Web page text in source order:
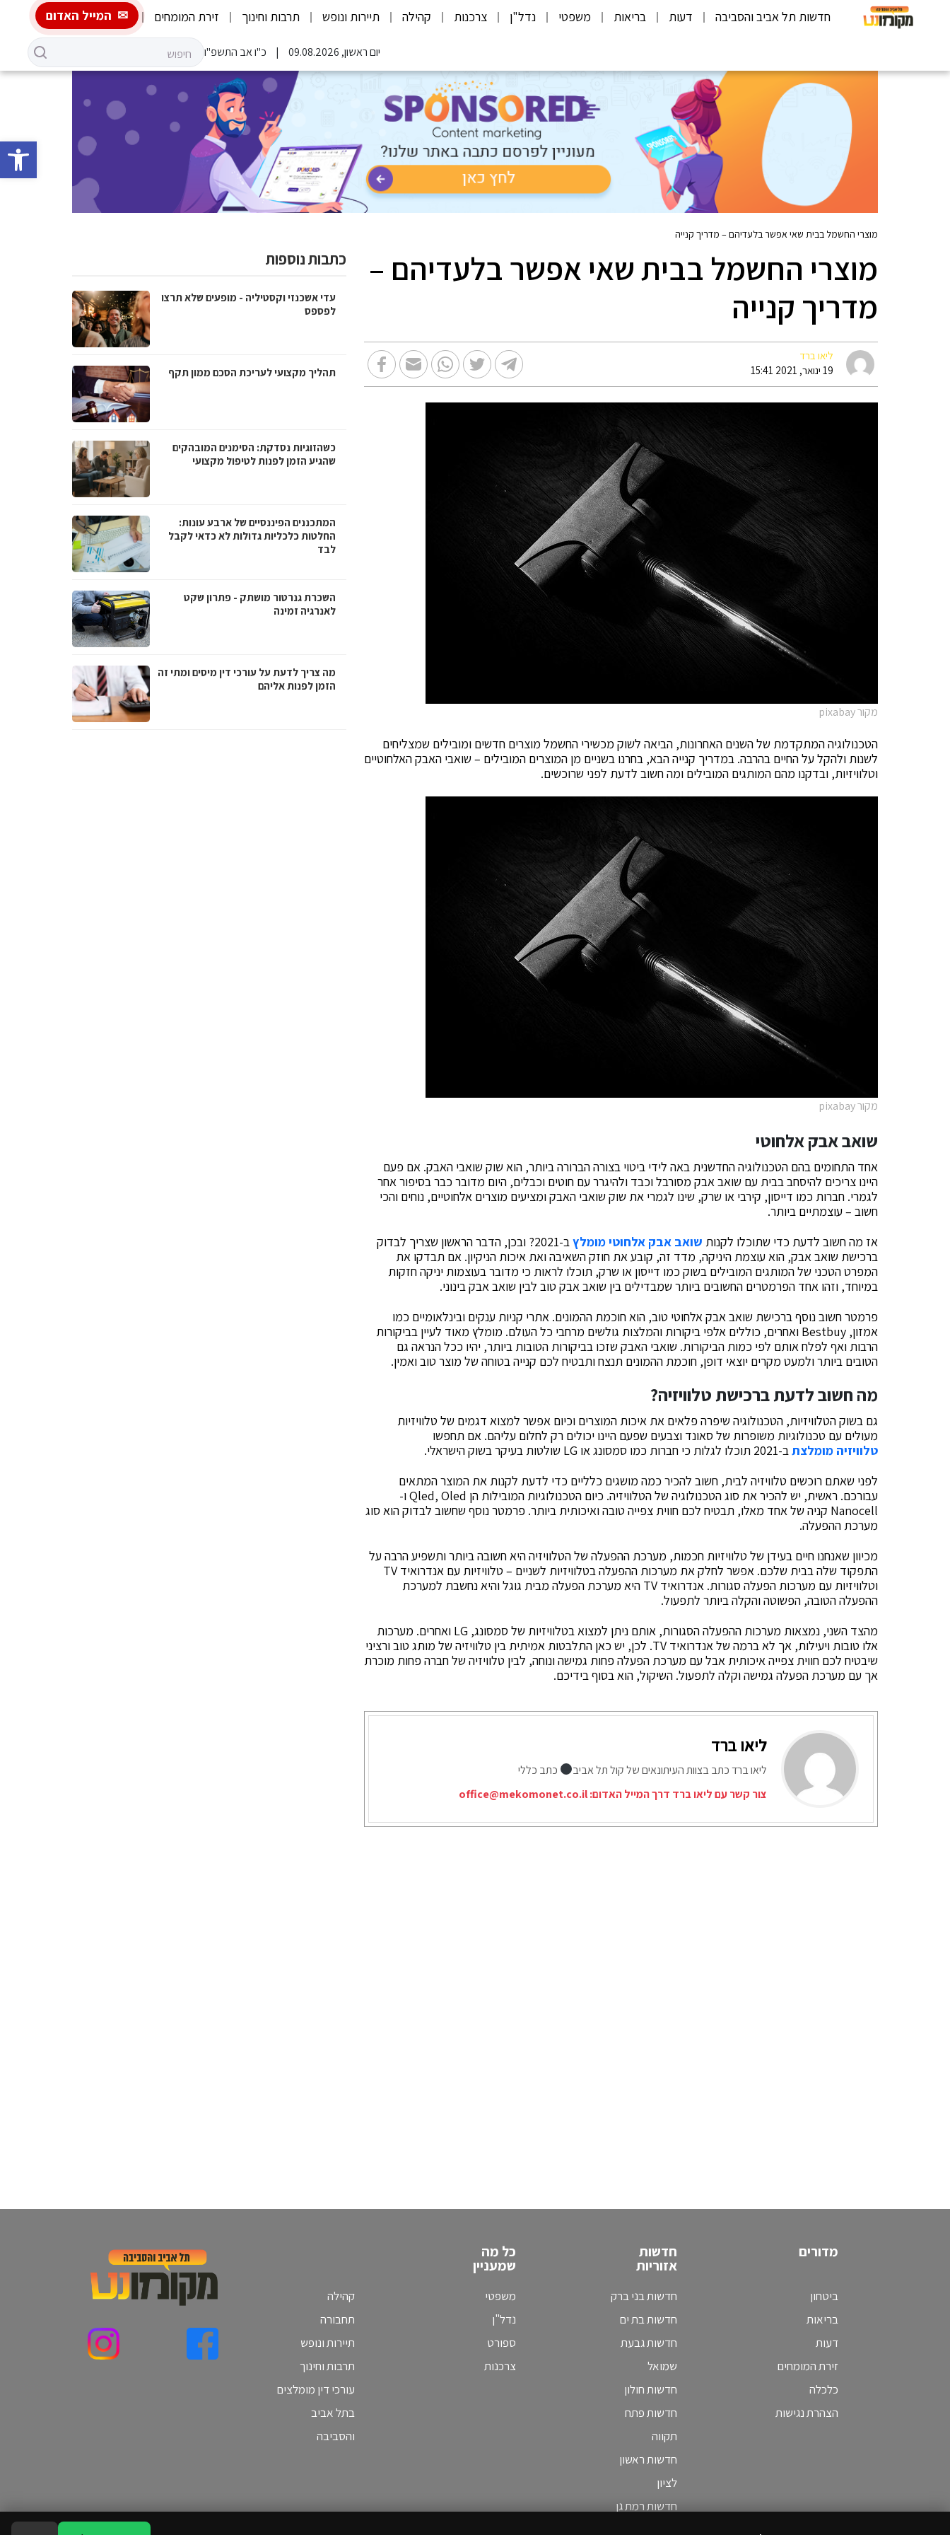
פתח
חדשות תל אביב והסביבה דעות בריאות משפטי נדל"ן צרכנות קהילה תיירות ונופש תרבות וחינוך זירת המומחים המייל האדום
יום ראשון, 09.08.2026 כ"ו אב התשפ"ו
מוצרי החשמל בבית שאי אפשר בלעדיהם – מדריך קנייה
מוצרי החשמל בבית שאי אפשר בלעדיהם –
מדריך קנייה
ליאו ברד
19 ינואר, 2021 15:41
מקור pixabay
הטכנולוגיה המתקדמת של השנים האחרונות, הביאה לשוק מכשירי החשמל מוצרים חדשים ומובילים שמצליחים
לשנות ולהקל על החיים בהרבה. במדריך קנייה הבא, בחרנו בשניים מן המוצרים המובילים – שואבי האבק האלחוטיים
וטלוויזיות, ובדקנו מהם המותגים המובילים ומה חשוב לדעת לפני שרוכשים.
מקור pixabay
שואב אבק אלחוטי
אחד התחומים בהם הטכנולוגיה החדשנית באה לידי ביטוי בצורה הברורה ביותר, הוא שוק שואבי האבק. אם פעם
היינו צריכים להיסחב בבית עם שואב אבק מסורבל וכבד ולהיגרר עם חוטים וכבלים, היום מדובר כבר בסיפור אחר
לגמרי. חברות כמו דייסון, קירבי או שרק, שינו לגמרי את שוק שואבי האבק ומציעים מוצרים אלחוטיים, נוחים והכי
חשוב – עוצמתיים ביותר.
אז מה חשוב לדעת כדי שתוכלו לקנות שואב אבק אלחוטי מומלץ
ב-2021? ובכן, הדבר הראשון שצריך לבדוק
ברכישת שואב אבק, הוא עוצמת היניקה, מדד זה, קובע את חוזק השאיבה ואת איכות הניקיון. אם תבדקו את
המפרט הטכני של המותגים המובילים בשוק כמו דייסון או שרק, תוכלו לראות כי מדובר בעוצמות יניקה חזקות
במיוחד, וזהו אחד הפרמטרים החשובים ביותר שמבדילים בין שואב אבק טוב לבין שואב אבק בינוני.
פרמטר חשוב נוסף ברכישת שואב אבק אלחוטי טוב, הוא חוכמת ההמונים. אתרי קניות ענקים ובינלאומיים כמו
אמזון, Bestbuy ואחרים, כוללים אלפי ביקורות והמלצות גולשים מרחבי כל העולם. מומלץ מאוד לעיין בביקורות
הרבות ואף לפלח אותם לפי כמות הביקורות. שואבי האבק שזכו בביקורות הטובות ביותר, יהיו ככל הנראה גם
הטובים ביותר ולמעט מקרים יוצאי דופן, חוכמת ההמונים תנצח ותבטיח לכם קנייה בטוחה של מוצר טוב ואמין.
מה חשוב לדעת ברכישת טלוויזיה?
גם בשוק הטלוויזיות, הטכנולוגיה שיפרה פלאים את איכות המוצרים וכיום אפשר למצוא דגמים של טלוויזיות
מעולים עם טכנולוגיות משופרות של סאונד וצבעים שפעם היינו יכולים רק לחלום עליהם. אם תחפשו
טלוויזיה מומלצת ב-2021 תוכלו לגלות כי חברות כמו סמסונג או LG שולטות בעיקר בשוק הישראלי.
לפני שאתם רוכשים טלוויזיה לבית, חשוב להכיר כמה מושגים כלליים כדי לדעת לקנות את המוצר המתאים
עבורכם. ראשית, יש להכיר את סוג הטכנולוגיה של הטלוויזיה. כיום הטכנולוגיות המובילות הן Qled, Oled ו-
Nanocell קניה של אחד מאלו, תבטיח לכם חווית צפייה טובה ואיכותית ביותר. פרמטר נוסף שחשוב לבדוק הוא סוג
מערכת ההפעלה.
מכיוון שאנחנו חיים בעידן של טלוויזיות חכמות, מערכת ההפעלה של הטלוויזיה היא חשובה ביותר ותשפיע הרבה על
התפקוד שלה בבית שלכם. אפשר לחלק את מערכות ההפעלה בטלוויזיות לשניים – טלוויזיות עם אנדרואיד TV
וטלוויזיות עם מערכות הפעלה סגורות. אנדרואיד TV היא מערכת הפעלה מבית גוגל והיא נחשבת למערכת
ההפעלה הטובה, הפשוטה והקלה ביותר לתפעול.
מהצד השני, נמצאות מערכות ההפעלה הסגורות, אותם ניתן למצוא בטלוויזיות של סמסונג, LG ואחרים. מערכות
אלו טובות ויעילות, אך לא ברמה של אנדרואיד TV. לכן, יש כאן התלבטות אמיתית בין טלוויזיה של מותג טוב ורציני
שיבטיח לכם חווית צפייה איכותית אבל עם מערכת הפעלה פחות גמישה ונוחה, לבין טלוויזיה של חברה פחות מוכרת
אך עם מערכת הפעלה גמישה וקלה לתפעול. השיקול, הוא בסוף בידיכם.
ליאו ברד
ליאו ברד כתב בצוות העיתונאים של קול תל אביב
כתב כללי
צור קשר עם ליאו ברד דרך המייל האדום:office@mekomonet.co.il
כתבות נוספות
עדי אשכנזי וקסטיליה - מופעים שלא תרצו
לפספס
תהליך מקצועי לעריכת הסכם ממון תקף
כשהזוגיות נסדקת: הסימנים המובהקים
שהגיע הזמן לפנות לטיפול מקצועי
המתכננים הפיננסיים של ארבע עונות:
החלטות כלכליות גדולות לא כדאי לקבל
לבד
השכרת גנרטור מושתק - פתרון שקט
לאנרגיה זמינה
מה צריך לדעת על עורכי דין מיסים ומתי זה
הזמן לפנות אליהם
מדורים
ביטחון
בריאות
דעות
זירת המומחים
כלכלה
הצהרת נגישות
חדשות
אזוריות
חדשות בני ברק
חדשות בת ים
חדשות גבעת
שמואל
חדשות חולון
חדשות פתח
תקווה
חדשות ראשון
לציון
חדשות רמת גן
כל מה
שמעניין
משפטי
נדל"ן
ספורט
צרכנות
קהילה
תחבורה
תיירות ונופש
תרבות וחינוך
עורכי דין מומלצים
בתל אביב
והסביבה